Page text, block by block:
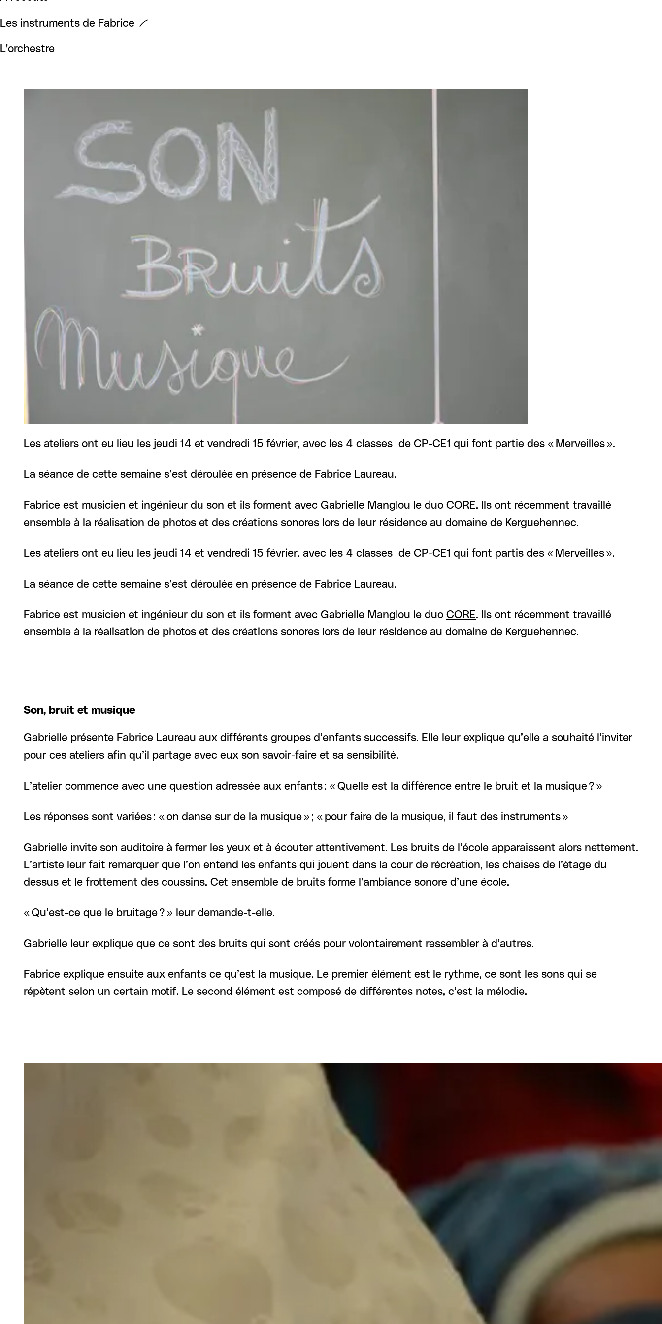
Les instruments de Fabrice
L'orchestre
Les ateliers ont eu lieu les jeudi 14 et vendredi 15 février, avec les 4 classes de CP-CE1 qui font partie des « Merveilles ».
La séance de cette semaine s’est déroulée en présence de Fabrice Laureau.
Fabrice est musicien et ingénieur du son et ils forment avec Gabrielle Manglou le duo CORE. Ils ont récemment travaillé
ensemble à la réalisation de photos et des créations sonores lors de leur résidence au domaine de Kerguehennec.
Les ateliers ont eu lieu les jeudi 14 et vendredi 15 février. avec les 4 classes de CP-CE1 qui font partis des « Merveilles ».
La séance de cette semaine s’est déroulée en présence de Fabrice Laureau.
Fabrice est musicien et ingénieur du son et ils forment avec Gabrielle Manglou le duo CORE. Ils ont récemment travaillé
ensemble à la réalisation de photos et des créations sonores lors de leur résidence au domaine de Kerguehennec.
Son, bruit et musique
Gabrielle présente Fabrice Laureau aux différents groupes d’enfants successifs. Elle leur explique qu’elle a souhaité l’inviter
pour ces ateliers afin qu’il partage avec eux son savoir-faire et sa sensibilité.
L’atelier commence avec une question adressée aux enfants : « Quelle est la différence entre le bruit et la musique ? »
Les réponses sont variées : « on danse sur de la musique » ; « pour faire de la musique, il faut des instruments »
Gabrielle invite son auditoire à fermer les yeux et à écouter attentivement. Les bruits de l’école apparaissent alors nettement.
L’artiste leur fait remarquer que l’on entend les enfants qui jouent dans la cour de récréation, les chaises de l’étage du
dessus et le frottement des coussins. Cet ensemble de bruits forme l’ambiance sonore d’une école.
« Qu’est-ce que le bruitage ? » leur demande-t-elle.
Gabrielle leur explique que ce sont des bruits qui sont créés pour volontairement ressembler à d’autres.
Fabrice explique ensuite aux enfants ce qu’est la musique. Le premier élément est le rythme, ce sont les sons qui se
répètent selon un certain motif. Le second élément est composé de différentes notes, c’est la mélodie.